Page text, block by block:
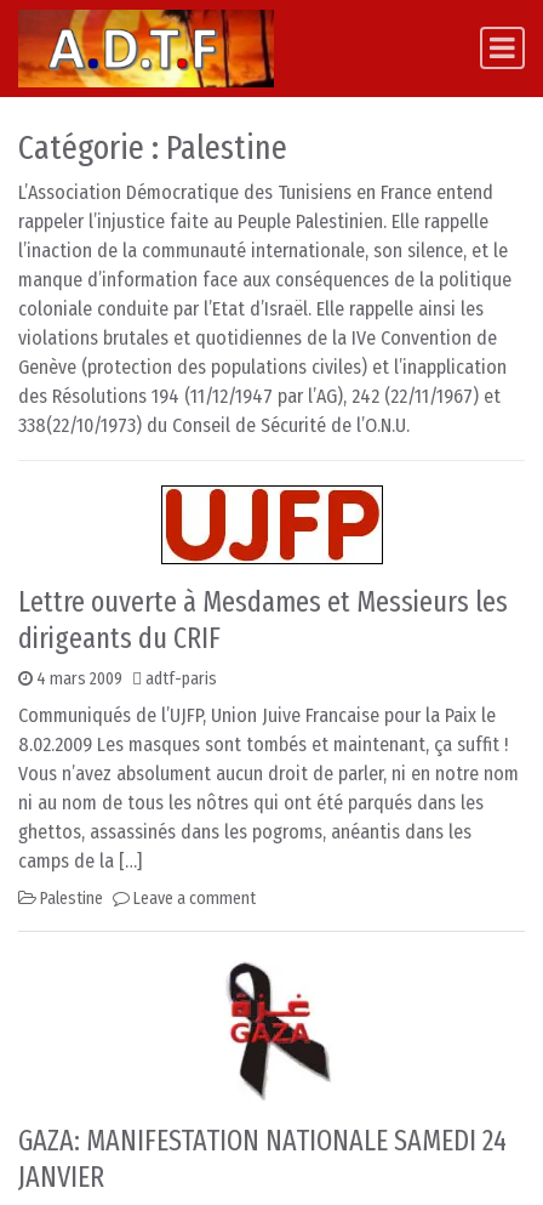
Skip to content
Main Navigation
Catégorie : Palestine
L’Association Démocratique des Tunisiens en France entend
rappeler l’injustice faite au Peuple Palestinien. Elle rappelle
l’inaction de la communauté internationale, son silence, et le
manque d’information face aux conséquences de la politique
coloniale conduite par l’Etat d’Israël. Elle rappelle ainsi les
violations brutales et quotidiennes de la IVe Convention de
Genève (protection des populations civiles) et l’inapplication
des Résolutions 194 (11/12/1947 par l’AG), 242 (22/11/1967) et
338(22/10/1973) du Conseil de Sécurité de l’O.N.U.
Lettre ouverte à Mesdames et Messieurs les
dirigeants du CRIF
4 mars 2009 adtf-paris
Communiqués de l’UJFP, Union Juive Francaise pour la Paix le
8.02.2009 Les masques sont tombés et maintenant, ça suffit !
Vous n’avez absolument aucun droit de parler, ni en notre nom
ni au nom de tous les nôtres qui ont été parqués dans les
ghettos, assassinés dans les pogroms, anéantis dans les
camps de la […]
Palestine Leave a comment
GAZA: MANIFESTATION NATIONALE SAMEDI 24
JANVIER